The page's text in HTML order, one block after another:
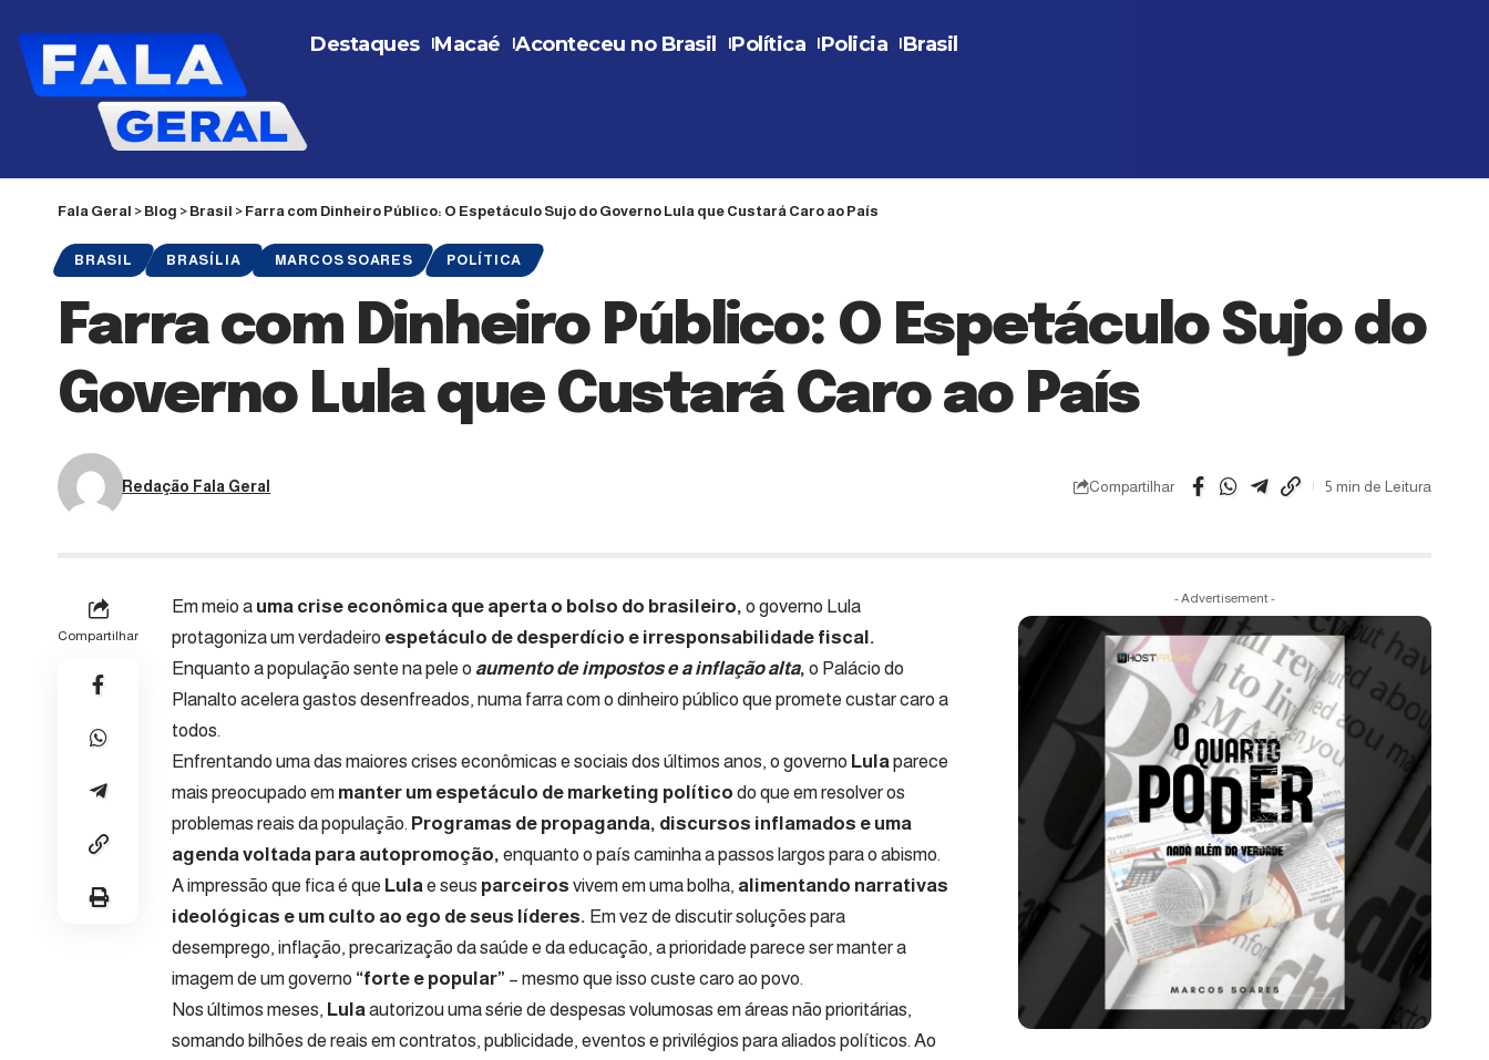
Destaques Macaé Aconteceu no Brasil Política Policia Brasil
Fala Geral > Blog > Brasil > Farra com Dinheiro Público: O Espetáculo Sujo do Governo Lula que Custará Caro ao País
BRASIL BRASÍLIA MARCOS SOARES POLÍTICA
Farra com Dinheiro Público: O Espetáculo Sujo do
Governo Lula que Custará Caro ao País
Redação Fala Geral Compartilhar 5 min de Leitura
Compartilhar
Em meio a uma crise econômica que aperta o bolso do brasileiro, o governo Lula
protagoniza um verdadeiro espetáculo de desperdício e irresponsabilidade fiscal.
Enquanto a população sente na pele o aumento de impostos e a inflação alta, o Palácio do
Planalto acelera gastos desenfreados, numa farra com o dinheiro público que promete custar caro a
todos.
Enfrentando uma das maiores crises econômicas e sociais dos últimos anos, o governo Lulaparece
mais preocupado em manter um espetáculo de marketing político do que em resolver os
problemas reais da população. Programas de propaganda, discursos inflamados e uma
agenda voltada para autopromoção, enquanto o país caminha a passos largos para o abismo.
A impressão que fica é que Lulae seus parceiros vivem em uma bolha, alimentando narrativas
ideológicas e um culto ao ego de seus líderes. Em vez de discutir soluções para
desemprego, inflação, precarização da saúde e da educação, a prioridade parece ser manter a
imagem de um governo “forte e popular” – mesmo que isso custe caro ao povo.
Nos últimos meses, Lulaautorizou uma série de despesas volumosas em áreas não prioritárias,
somando bilhões de reais em contratos, publicidade, eventos e privilégios para aliados políticos. Ao
- Advertisement -